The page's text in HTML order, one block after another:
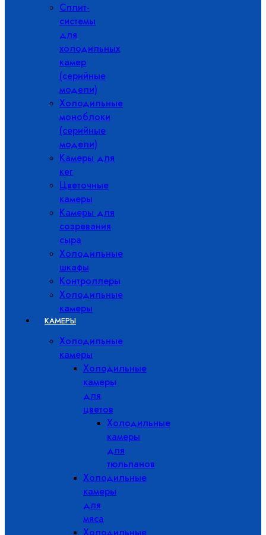
Сплит-
системы
для
холодильных
камер
(серийные
модели)
Холодильные
моноблоки
(серийные
модели)
Камеры для
кег
Цветочные
камеры
Камеры для
созревания
сыра
Холодильные
шкафы
Контроллеры
Холодильные
камеры
КАМЕРЫ
Холодильные
камеры
Холодильные
камеры
для
цветов
Холодильные
камеры
для
тюльпанов
Холодильные
камеры
для
мяса